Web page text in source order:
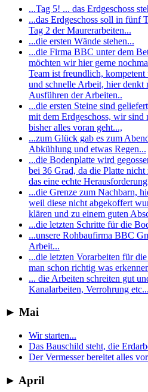
...Tag 5! ... das Erdgeschoss
...das Erdgeschoss soll in fünf
Tag 2 der Maurerarbeiten...
...die ersten Wände stehen...
...die Firma BBC unter dem
möchten wir hier gerne
Team ist freundlich,
und schnelle Arbeit, hier denkt
Ausführen der Arbeiten..
...die ersten Steine sind
mit dem Erdgeschoss, wir
bisher alles voran geht...,
...zum Glück gab es zum
Abkühlung und etwas Regen...
...die Bodenplatte wird
bei 36 Grad, da die Platte
das eine echte
...die Grenze zum Nachbarn,
weil diese nicht abgekoffert
klären und zu einem guten
...die letzten Schritte für die
...unsere Rohbaufirma BBC
Arbeit...
...die letzten Vorarbeiten für
man schon richtig was
... die Arbeiten schreiten gut
Kanalarbeiten, Verrohrung etc...
► Mai
Wir starten...
Das Bauschild steht, die
Der Vermesser bereitet alles
► April